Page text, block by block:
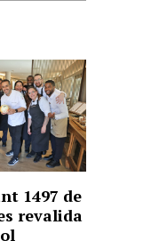
1497 de
revalida